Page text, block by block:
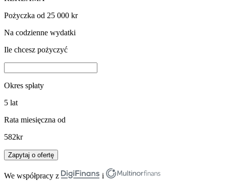
Pożyczka od 25 000 kr
Na codzienne wydatki
Ile chcesz pożyczyć
Okres spłaty
5 lat
Rata miesięczna od
582kr
Zapytaj o ofertę
We współpracy z
i